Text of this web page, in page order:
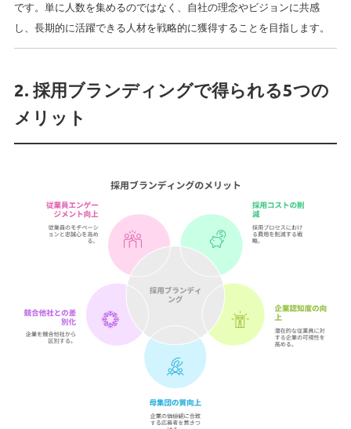
です。単に人数を集めるのではなく、自社の理念やビジョンに共感
し、長期的に活躍できる人材を戦略的に獲得することを目指します。
2. 採用ブランディングで得られる5つの
メリット